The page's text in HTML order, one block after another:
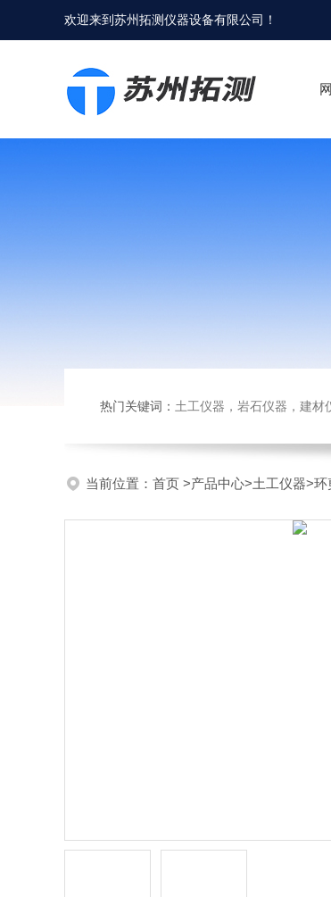
欢迎来到苏州拓测仪器设备有限公司 ！
热门关键词： 土工仪器，岩石仪器，建材仪
当前位置： 首页 >产品中心>土工仪器>环